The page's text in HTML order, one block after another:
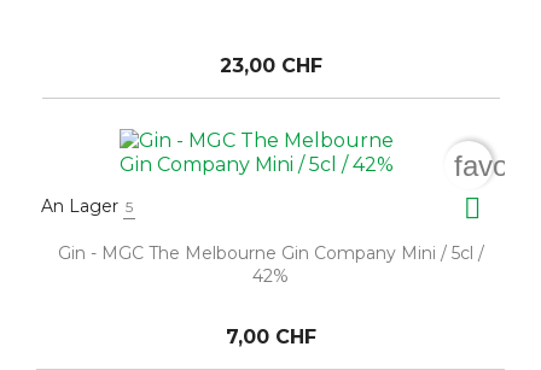
23,00 CHF
An Lager 5 
Gin - MGC The Melbourne Gin Company Mini / 5cl /
42%
7,00 CHF